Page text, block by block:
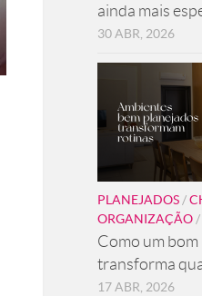
ainda mais
30 ABR, 2026
PLANEJADOS/
ORGANIZAÇÃO/
Como um
transforma
17 ABR, 2026